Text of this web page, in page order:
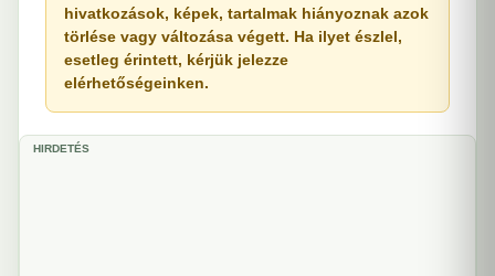
hivatkozások, képek, tartalmak hiányoznak azok
törlése vagy változása végett. Ha ilyet észlel,
esetleg érintett, kérjük jelezze
elérhetőségeinken.
HIRDETÉS